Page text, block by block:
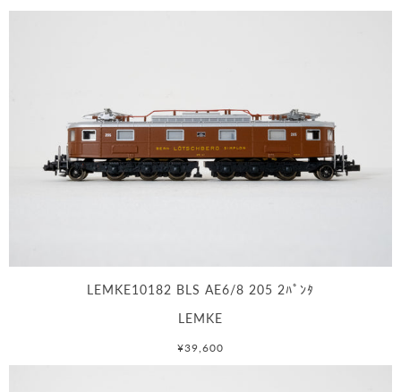
LEMKE10182 BLS AE6/8 205 2ﾊﾟﾝﾀ
LEMKE
¥39,600